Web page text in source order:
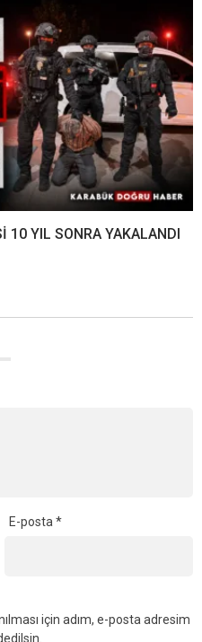
10 YIL SONRA YAKALANDI
E-posta*
için adım, e-posta adresim